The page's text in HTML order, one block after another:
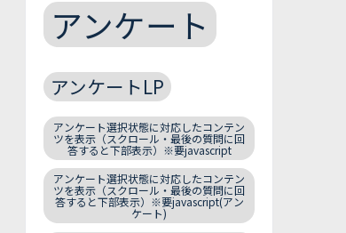
アンケート
アンケートLP
アンケート選択状態に対応したコンテン
ツを表示（スクロール・最後の質問に回
答すると下部表示）※要javascript
アンケート選択状態に対応したコンテン
ツを表示（スクロール・最後の質問に回
答すると下部表示）※要javascript(アン
ケート)